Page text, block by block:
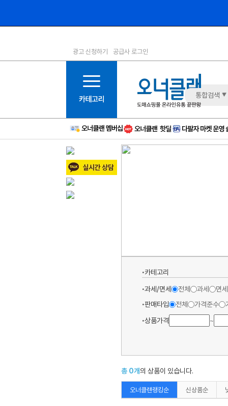
1등급
6등급
11등급
12등급
15등급
16등급
17등급
신규
주의
BAD
광고 신청하기 공급사 로그인
통합검색
카테고리
과세/면세
전체 과세
면세
판매타입
전체 가격준수
상품가격
~
총 0개의 상품이 있습니다.
오너클랜랭킹순 신상품순